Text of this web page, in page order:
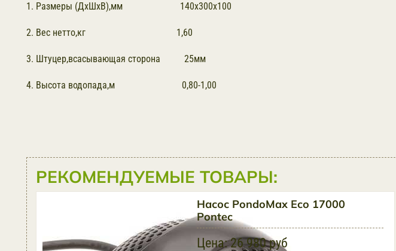
1. Размеры (ДхШхВ),мм 140х300х100
2. Вес нетто,кг 1,60
3. Штуцер,всасывающая сторона 25мм
4. Высота водопада,м 0,80-1,00
РЕКОМЕНДУЕМЫЕ ТОВАРЫ:
Насос PondoMax Eco 17000
Pontec
Цена:26 980 руб